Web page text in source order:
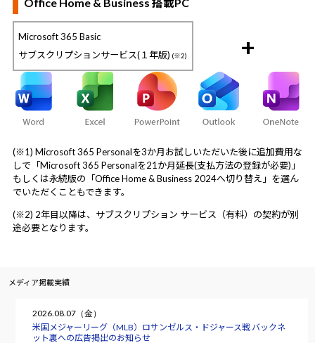
Office Home & Business 搭載PC
Microsoft 365 Basic
サブスクリプションサービス(１年版) (※2) +
(※1) Microsoft 365 Personalを3か月お試しいただいた後に追加費用な
しで「Microsoft 365 Personalを21か月延長(支払方法の登録が必要)」
もしくは永続版の「Office Home & Business 2024へ切り替え」を選ん
でいただくこともできます。
(※2) 2年目以降は、サブスクリプション サービス（有料）の契約が別
途必要となります。
メディア掲載実績
2026.08.07（金）
米国メジャーリーグ（MLB）ロサンゼルス・ドジャース戦 バックネ
ット裏への広告掲出のお知らせ